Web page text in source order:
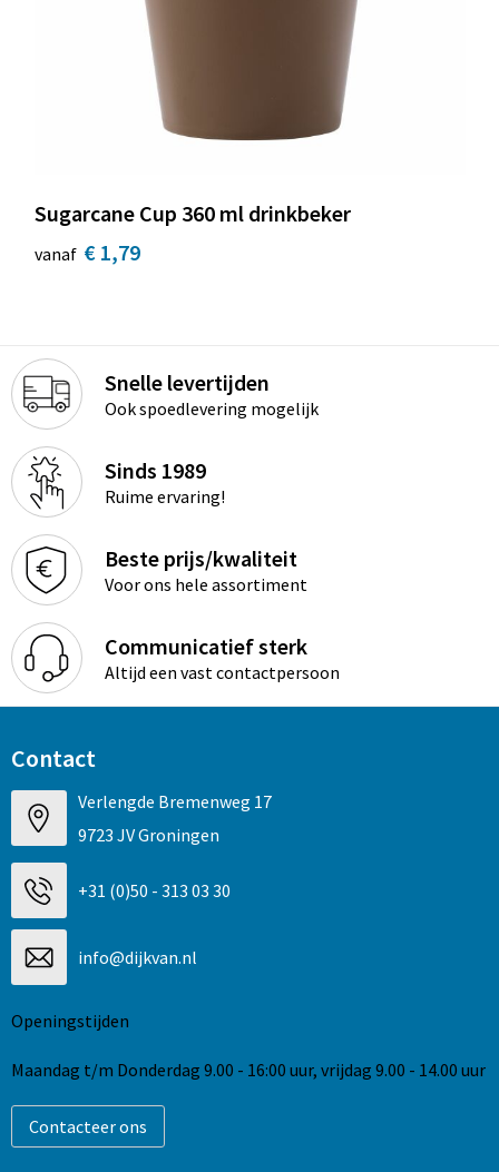
Sugarcane Cup 360 ml drinkbeker
vanaf € 1,79
Snelle levertijden
Ook spoedlevering mogelijk
Sinds 1989
Ruime ervaring!
Beste prijs/kwaliteit
Voor ons hele assortiment
Communicatief sterk
Altijd een vast contactpersoon
Contact
Verlengde Bremenweg 17
9723 JV Groningen
+31 (0)50 - 313 03 30
info@dijkvan.nl
Openingstijden
Maandag t/m Donderdag 9.00 - 16:00 uur, vrijdag 9.00 - 14.00 uur
Contacteer ons